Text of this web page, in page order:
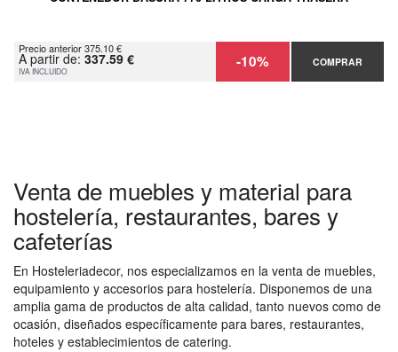
Precio anterior 375.10 €
A partir de: 337.59 €
IVA INCLUIDO -10% COMPRAR
Venta de muebles y material para
hostelería, restaurantes, bares y
cafeterías
En Hosteleriadecor, nos especializamos en la venta de muebles,
equipamiento y accesorios para hostelería. Disponemos de una
amplia gama de productos de alta calidad, tanto nuevos como de
ocasión, diseñados específicamente para bares, restaurantes,
hoteles y establecimientos de catering.